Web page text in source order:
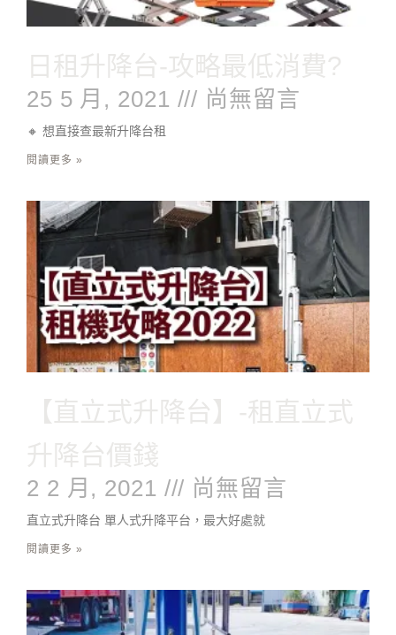
日租升降台-攻略最低消費?
25 5 月, 2021 尚無留言
🔸 想直接查最新升降台租
閱讀更多 »
【直立式升降台】-租直立式
升降台價錢
2 2 月, 2021 尚無留言
直立式升降台 單人式升降平台，最大好處就
閱讀更多 »